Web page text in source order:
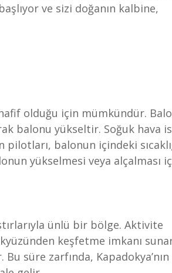
ve sizi doğanın kalbine,
hafif olduğu için mümkündür.
balonu yükseltir. Soğuk hava
balonun içindeki
yükselmesi veya alçalması
ünlü bir bölge. Aktivite
keşfetme imkanı
süre zarfında, Kapadokya’nın